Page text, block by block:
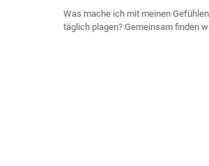
Was mache ich mit meinen
täglich plagen? Gemeinsam finden